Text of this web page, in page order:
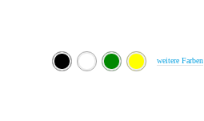
weitere Farben